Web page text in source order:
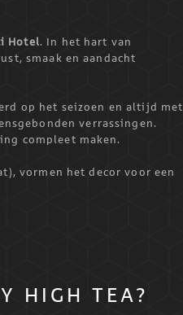
Hotel. In het hart van
smaak en aandacht
op het seizoen en altijd met
verrassingen.
compleet maken.
vormen het decor voor een
HIGH TEA?